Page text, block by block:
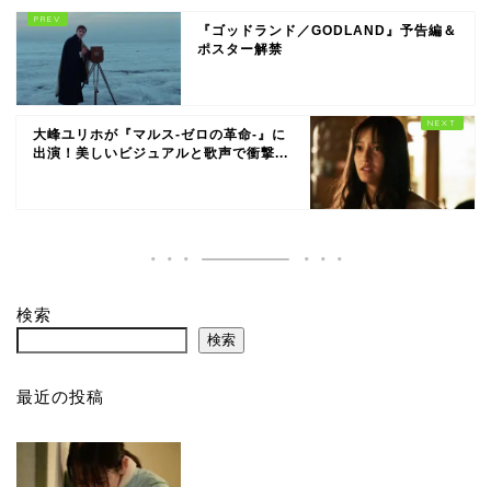
『ゴッドランド／GODLAND』予告編＆
ポスター解禁
大峰ユリホが『マルス-ゼロの革命-』に
出演！美しいビジュアルと歌声で衝撃...
検索
検索
最近の投稿